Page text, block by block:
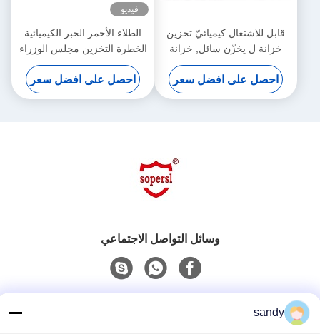
قابل للاشتعال كيميائيّ تخزين
خزانة ل يخزّن سائل, خزانة
خطر
احصل على افضل سعر
فيديو
الطلاء الأحمر الحبر الكيميائية
الخطرة التخزين مجلس الوزراء
لتخزين الطلاء، الحبر
احصل على افضل سعر
وسائل التواصل الاجتماعي
sandy